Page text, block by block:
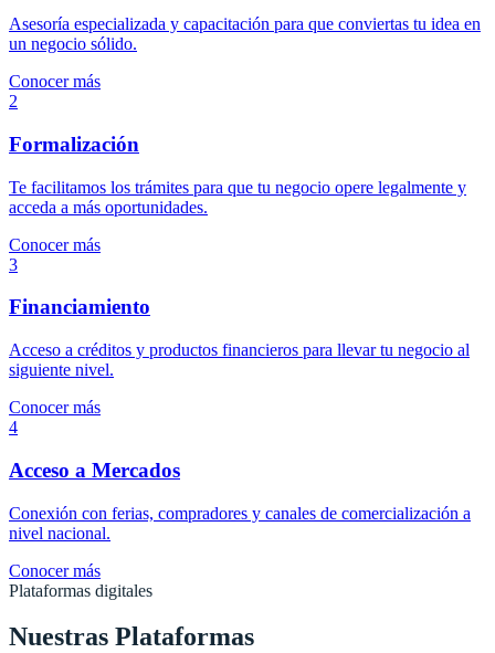
Asesoría especializada y capacitación para que conviertas tu idea en
un negocio sólido.
Conocer más
2
Formalización
Te facilitamos los trámites para que tu negocio opere legalmente y
acceda a más oportunidades.
Conocer más
3
Financiamiento
Acceso a créditos y productos financieros para llevar tu negocio al
siguiente nivel.
Conocer más
4
Acceso a Mercados
Conexión con ferias, compradores y canales de comercialización a
nivel nacional.
Conocer más
Plataformas digitales
Nuestras Plataformas